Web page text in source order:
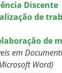
Discente
de
de
em
Word)